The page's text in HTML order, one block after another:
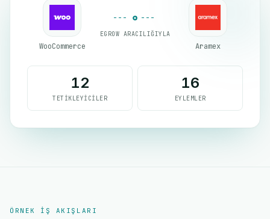
WooCommerce
EGROW ARACILIĞIYLA
Aramex
12
TETIKLEYICILER
16
EYLEMLER
ÖRNEK IŞ AKIŞLARI